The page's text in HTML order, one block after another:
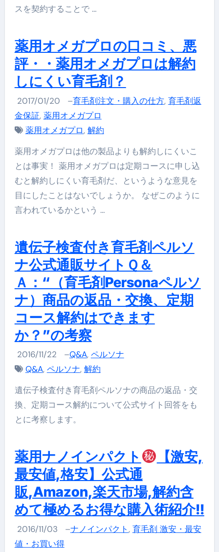
スを契約することで …
薬用オメガプロの口コミ、悪
評・・薬用オメガプロは解約
しにくい育毛剤？
2017/01/20 –育毛剤注文・購入の仕方, 育毛剤返
金保証, 薬用オメガプロ
薬用オメガプロ, 解約
薬用オメガプロは他の製品よりも解約しにくいこ
とは事実！ 薬用オメガプロは定期コースに申し込
むと解約しにくい育毛剤だ、というような意見を
目にしたことはないでしょうか。 なぜこのように
言われているかという …
遺伝子検査付き育毛剤ペルソ
ナ公式通販サイトＱ＆
Ａ：“（育毛剤Personaペルソ
ナ）商品の返品・交換、定期
コース解約はできます
か？”の考察
2016/11/22 –Q&A, ペルソナ
Q&A, ペルソナ, 解約
遺伝子検査付き育毛剤ペルソナの商品の返品・交
換、定期コース解約について公式サイト回答をも
とに考察します。
薬用ナノインパクト
【激安,
最安値,格安】公式通
販,Amazon,楽天市場,解約含
めて極めるお得な購入術紹介!!
2016/11/03 –ナノインパクト, 育毛剤 激安・最安
値・お買い得